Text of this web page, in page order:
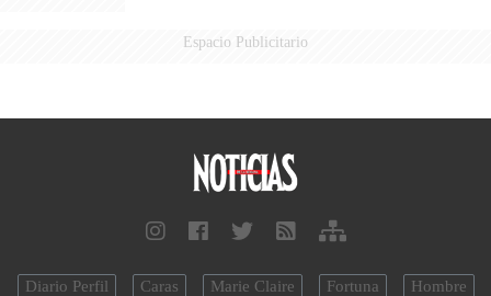
Espacio Publicitario
Diario Perfil Caras Marie Claire Fortuna Hombre